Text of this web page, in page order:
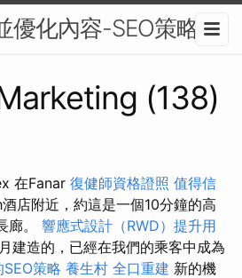
優化內容-SEO策略
(138)
在Fanar 復健師資格證照 值得信
店附近，約這是一個10分鐘的高
廊。 響應式設計（RWD）提升用
建造的，已經在我們的乘客中成為
策略 養生村 全口重建 新的機